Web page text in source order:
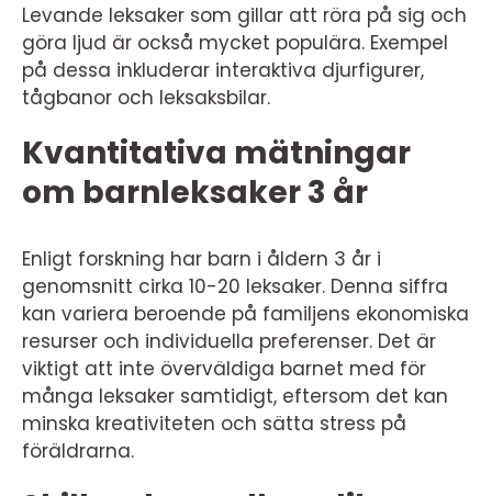
Levande leksaker som gillar att röra på sig och
göra ljud är också mycket populära. Exempel
på dessa inkluderar interaktiva djurfigurer,
tågbanor och leksaksbilar.
Kvantitativa mätningar
om barnleksaker 3 år
Enligt forskning har barn i åldern 3 år i
genomsnitt cirka 10-20 leksaker. Denna siffra
kan variera beroende på familjens ekonomiska
resurser och individuella preferenser. Det är
viktigt att inte överväldiga barnet med för
många leksaker samtidigt, eftersom det kan
minska kreativiteten och sätta stress på
föräldrarna.